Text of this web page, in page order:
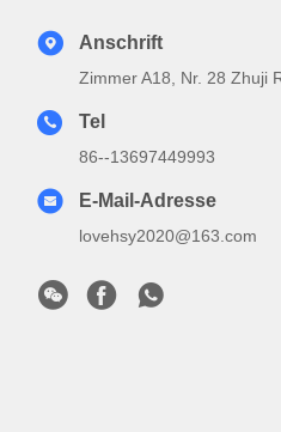
Anschrift
Zimmer A18, Nr. 28 Zhuji
Tel
86--13697449993
E-Mail-Adresse
lovehsy2020@163.com